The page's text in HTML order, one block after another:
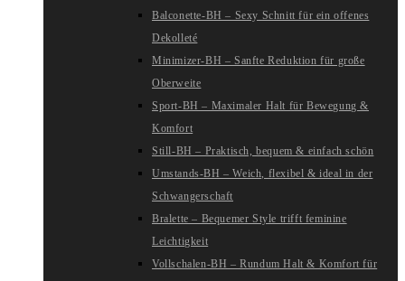
Balconette-BH – Sexy Schnitt für ein offenes
Dekolleté
Minimizer-BH – Sanfte Reduktion für große
Oberweite
Sport-BH – Maximaler Halt für Bewegung &
Komfort
Still-BH – Praktisch, bequem & einfach schön
Umstands-BH – Weich, flexibel & ideal in der
Schwangerschaft
Bralette – Bequemer Style trifft feminine
Leichtigkeit
Vollschalen-BH – Rundum Halt & Komfort für